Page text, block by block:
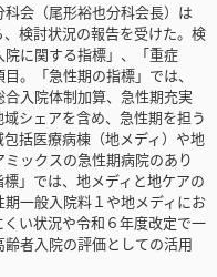
会（尾形裕也分科会長）は
検討状況の報告を受けた。検
に関する指標」、「重症
。「急性期の指標」では、
入院体制加算、急性期充実
シェアを含め、急性期を担う
括医療病棟（地メディ）や地
ックスの急性期病院のあり
」では、地メディと地ケアの
一般入院料１や地メディにお
い状況や令和６年度改定で一
者入院の評価としての活用